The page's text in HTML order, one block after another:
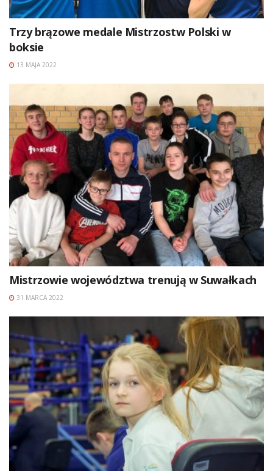
Trzy brązowe medale Mistrzostw Polski w
boksie
13 MAJA 2022
Mistrzowie województwa trenują w Suwałkach
31 MARCA 2022